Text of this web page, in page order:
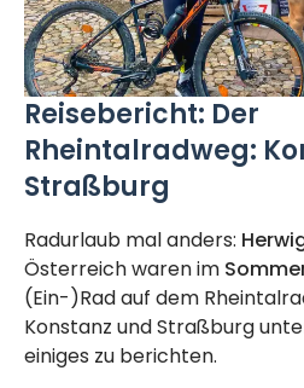
Reisebericht: Der
Rheintalradweg:
Straßburg
Radurlaub mal anders:
Österreich waren im
(Ein-)Rad auf dem
Konstanz und Straßburg
einiges zu berichten.